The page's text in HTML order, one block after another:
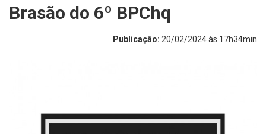
Brasão do 6º BPChq
Publicação: 20/02/2024 às 17h34min